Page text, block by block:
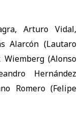
Arturo Vidal,
Alarcón (Lautaro
Wiemberg (Alonso
Hernández
Romero (Felipe